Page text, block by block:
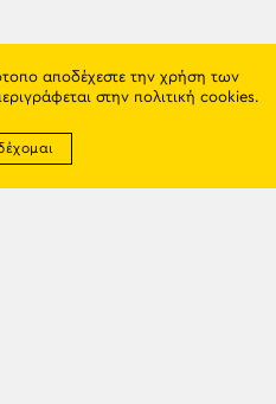
αποδέχεστε την χρήση των
στην πολιτική cookies.